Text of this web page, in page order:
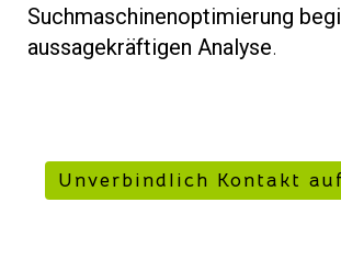
Suchmaschinenoptimierung
aussagekräftigen Analyse.
Unverbindlich Kontakt